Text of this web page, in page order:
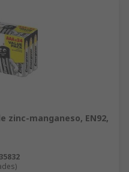
zinc-manganeso, EN92,